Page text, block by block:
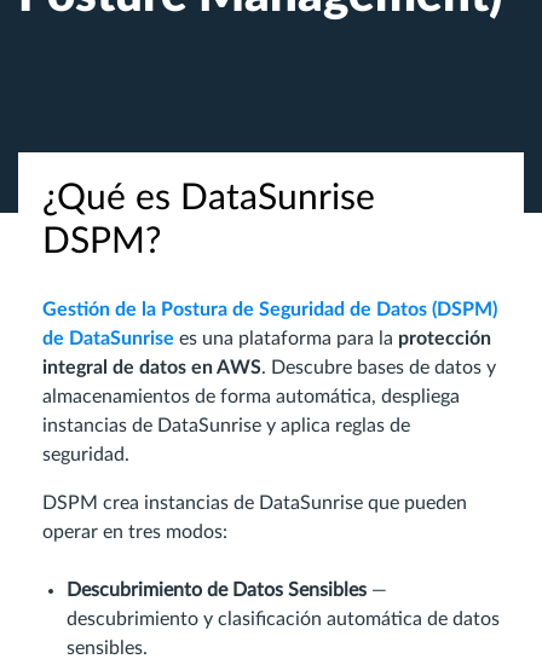
¿Qué es DataSunrise
DSPM?
Gestión de la Postura de Seguridad de Datos (DSPM)
de DataSunrise es una plataforma para la protección
integral de datos en AWS. Descubre bases de datos y
almacenamientos de forma automática, despliega
instancias de DataSunrise y aplica reglas de
seguridad.
DSPM crea instancias de DataSunrise que pueden
operar en tres modos:
Descubrimiento de Datos Sensibles —
descubrimiento y clasificación automática de datos
sensibles.